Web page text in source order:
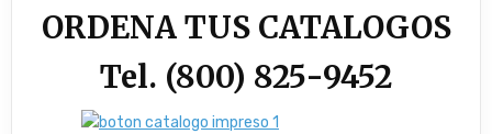
ORDENA TUS CATALOGOS
Tel. (800) 825-9452